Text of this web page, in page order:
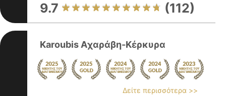
9.7 (112)
Karoubis Aχαράβη-Κέρκυρα
Δείτε περισσότερα >>